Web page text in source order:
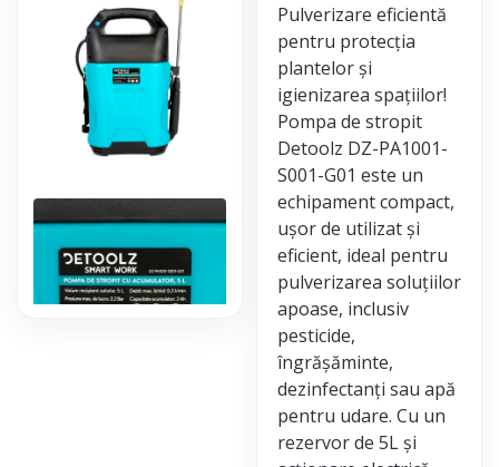
Pulverizare eficientă
pentru protecția
plantelor și
igienizarea spațiilor!
Pompa de stropit
Detoolz DZ-PA1001-
S001-G01 este un
echipament compact,
ușor de utilizat și
eficient, ideal pentru
pulverizarea soluțiilor
apoase, inclusiv
pesticide,
îngrășăminte,
dezinfectanți sau apă
pentru udare. Cu un
rezervor de 5L și